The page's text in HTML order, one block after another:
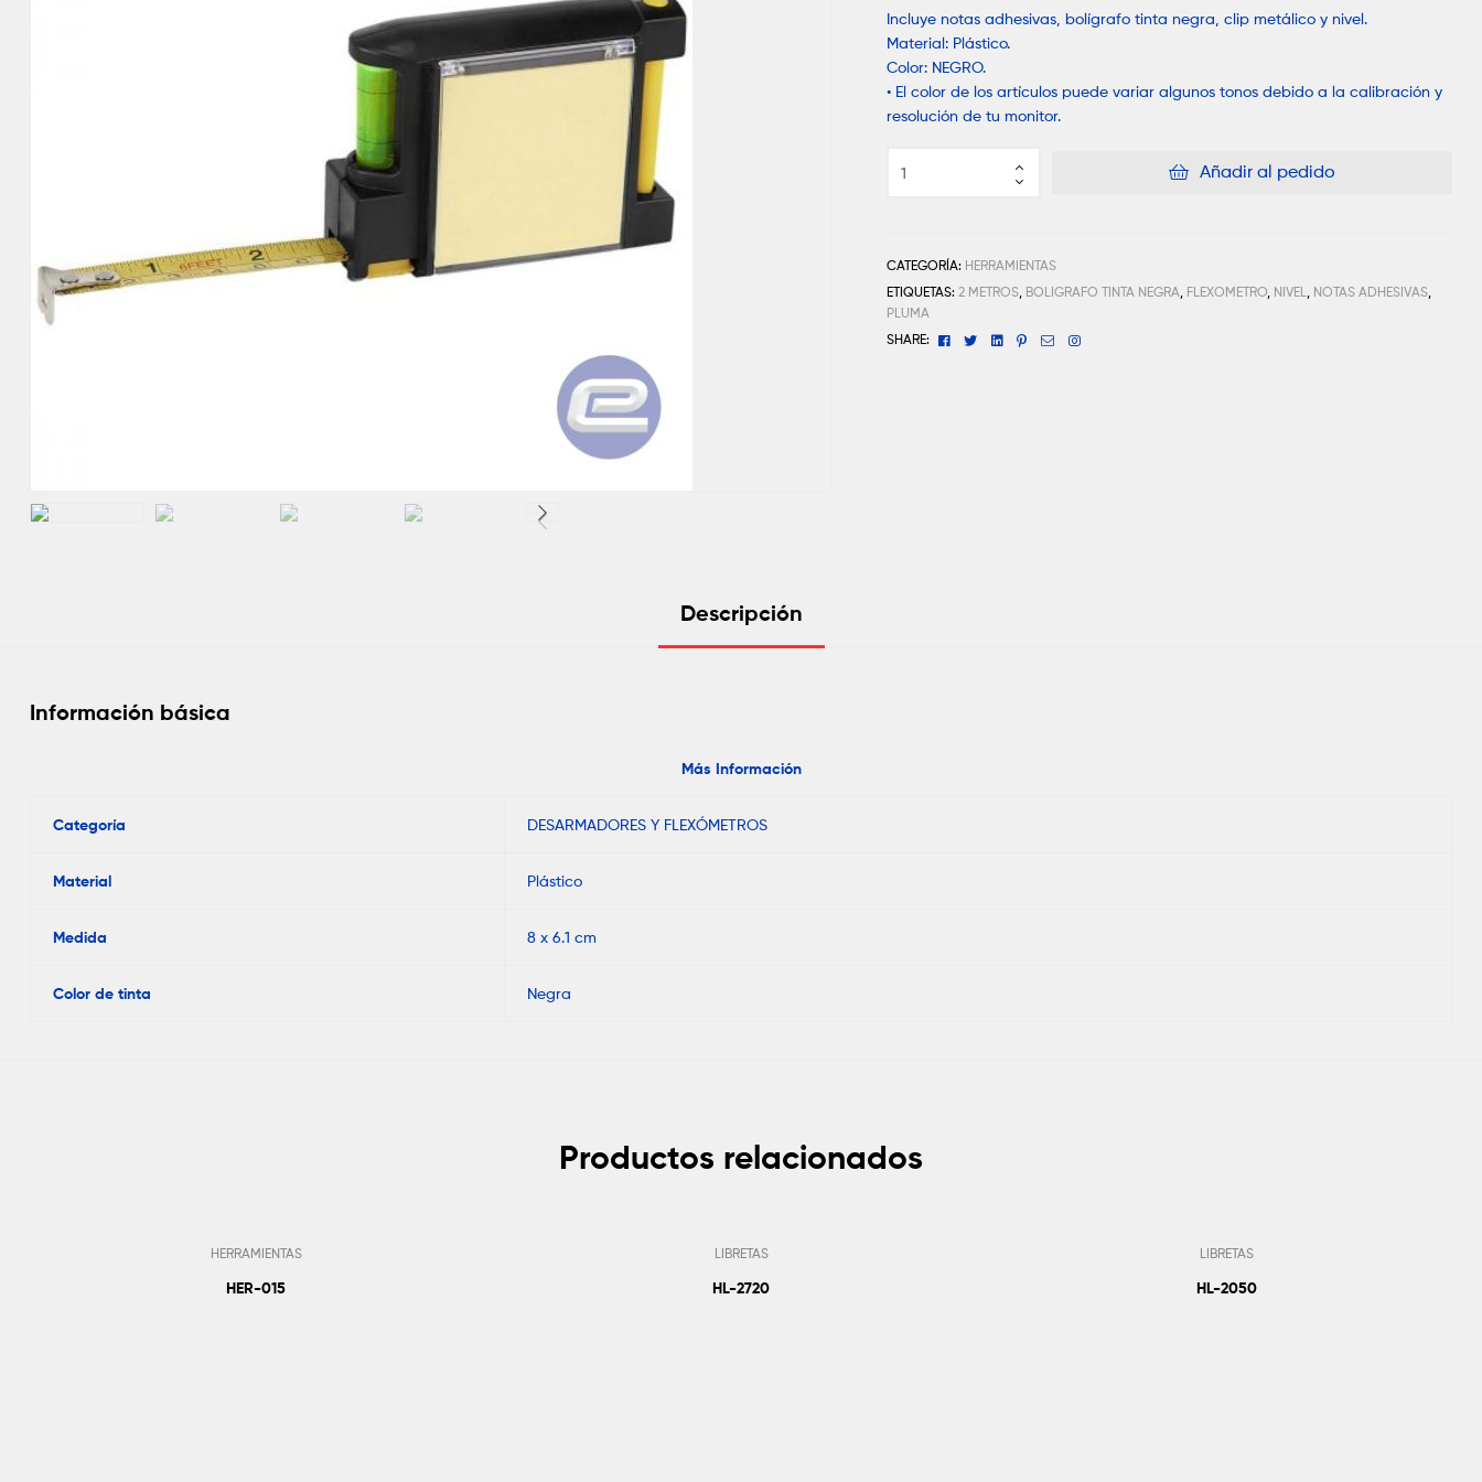
Incluye notas adhesivas, bolígrafo tinta negra, clip metálico y nivel.
Material: Plástico.
Color: NEGRO.
• El color de los artículos puede variar algunos tonos debido a la calibración y
resolución de tu monitor.
Añadir al pedido
CATEGORÍA: HERRAMIENTAS
ETIQUETAS:2 METROS, BOLIGRAFO TINTA NEGRA, FLEXOMETRO, NIVEL, NOTAS ADHESIVAS,
PLUMA
SHARE:
FacebookTwitterLinkedinPinterest
EmailInstagram
Descripción
Información básica
Más Información
Categoría DESARMADORES Y FLEXÓMETROS
Material Plástico
Medida 8 x 6.1 cm
Color de tinta Negra
Productos relacionados
HERRAMIENTAS
HER-015
LIBRETAS
HL-2720
LIBRETAS
HL-2050